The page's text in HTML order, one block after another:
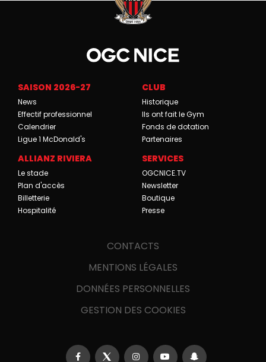
SAISON 2026-27
News
Effectif professionnel
Calendrier
Ligue 1 McDonald's
CLUB
Historique
Ils ont fait le Gym
Fonds de dotation
Partenaires
ALLIANZ RIVIERA
Le stade
Plan d'accès
Billetterie
Hospitalité
SERVICES
OGCNICE.TV
Newsletter
Boutique
Presse
CONTACTS
MENTIONS LÉGALES
DONNÉES PERSONNELLES
GESTION DES COOKIES